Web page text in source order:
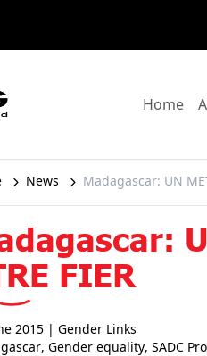
to:
HomeGo
News Madagascar: UN
FIER
2015 | Gender Links
, Gender equality, SADC